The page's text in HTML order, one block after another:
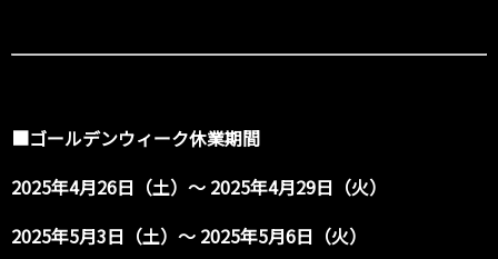
■ゴールデンウィーク休業期間
2025年4月26日（土）～ 2025年4月29日（火）
2025年5月3日（土）～ 2025年5月6日（火）